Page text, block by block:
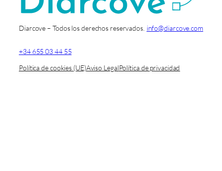
Diarcove – Todos los derechos reservados. info@diarcove.com
+34 655 03 44 55
Política de cookies (UE)Aviso LegalPolítica de privacidad